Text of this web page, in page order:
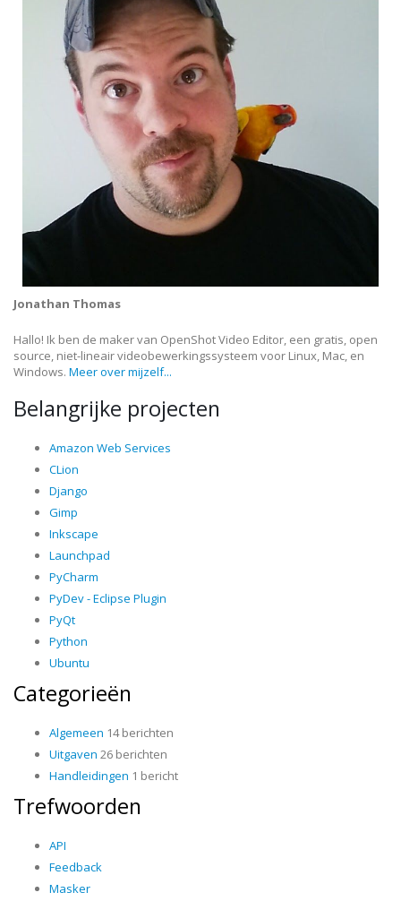
Jonathan Thomas
Hallo! Ik ben de maker van OpenShot Video Editor, een gratis, open
source, niet-lineair videobewerkingssysteem voor Linux, Mac, en
Windows. Meer over mijzelf...
Belangrijke projecten
Amazon Web Services
CLion
Django
Gimp
Inkscape
Launchpad
PyCharm
PyDev - Eclipse Plugin
PyQt
Python
Ubuntu
Categorieën
Algemeen 14 berichten
Uitgaven 26 berichten
Handleidingen 1 bericht
Trefwoorden
API
Feedback
Masker